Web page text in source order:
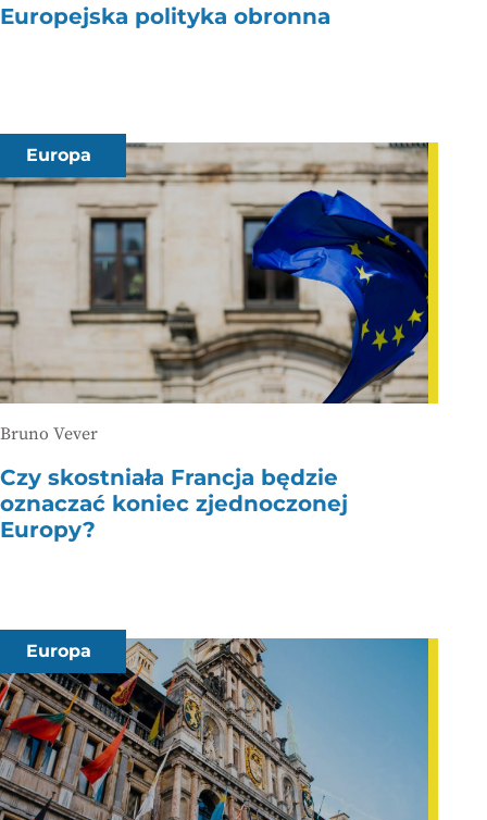
Europejska polityka obronna
Europa
Bruno Vever
Czy skostniała Francja będzie
oznaczać koniec zjednoczonej
Europy?
Europa